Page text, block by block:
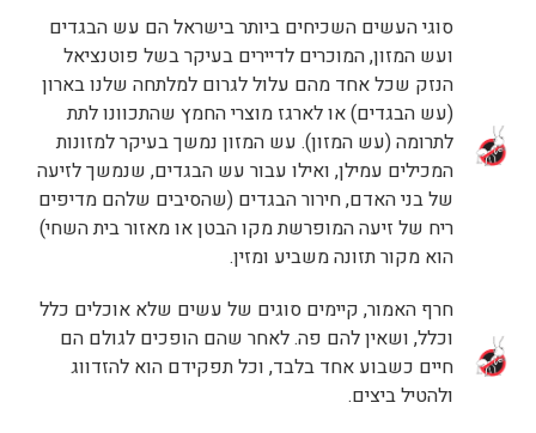
סוגי העשים השכיחים ביותר בישראל הם עש הבגדים
ועש המזון, המוכרים לדיירים בעיקר בשל פוטנציאל
הנזק שכל אחד מהם עלול לגרום למלתחה שלנו בארון
(עש הבגדים) או לארגז מוצרי החמץ שהתכוונו לתת
לתרומה (עש המזון). עש המזון נמשך בעיקר למזונות
המכילים עמילן, ואילו עבור עש הבגדים, שנמשך לזיעה
של בני האדם, חירור הבגדים (שהסיבים שלהם מדיפים
ריח של זיעה המופרשת מקו הבטן או מאזור בית השחי)
הוא מקור תזונה משביע ומזין.
חרף האמור, קיימים סוגים של עשים שלא אוכלים כלל
וכלל, ושאין להם פה. לאחר שהם הופכים לגולם הם
חיים כשבוע אחד בלבד, וכל תפקידם הוא להזדווג
ולהטיל ביצים.